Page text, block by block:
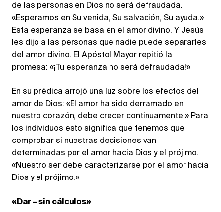
de las personas en Dios no será defraudada.
«Esperamos en Su venida, Su salvación, Su ayuda.»
Esta esperanza se basa en el amor divino. Y Jesús
les dijo a las personas que nadie puede separarles
del amor divino. El Apóstol Mayor repitió la
promesa: «¡Tu esperanza no será defraudada!»
En su prédica arrojó una luz sobre los efectos del
amor de Dios: «El amor ha sido derramado en
nuestro corazón, debe crecer continuamente.» Para
los individuos esto significa que tenemos que
comprobar si nuestras decisiones van
determinadas por el amor hacia Dios y el prójimo.
«Nuestro ser debe caracterizarse por el amor hacia
Dios y el prójimo.»
«Dar – sin cálculos»